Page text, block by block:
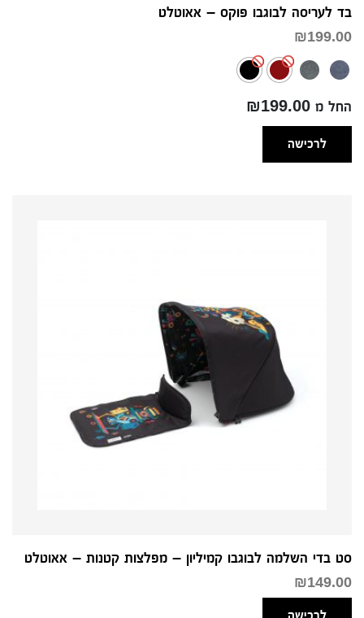
בד לעריסה לבוגבו פוקס – אאוטלט
₪199.00
החל מ ₪199.00
לרכישה
סט בדי השלמה לבוגבו קמיליון – מפלצות קטנות – אאוטלט
₪149.00
לרכישה